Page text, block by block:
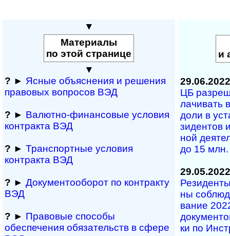
▼
Материалы
по этой странице
▼
? ► Ясные объяснения и решения
правовых вопросов ВЭД
? ► Валютно-финансовые условия
контракта ВЭД
? ► Транспортные условия
контракта ВЭД
? ► Документооборот по контракту
ВЭД
? ► Правовые способы
обеспечения обяза­тельств в сфере
и
29.06.2022
ЦБ
ла­чи­вать
до­ли в
зи­ден­тов
ной
до 15 млн.
29.05.2022
ны
ва­ние
ки по